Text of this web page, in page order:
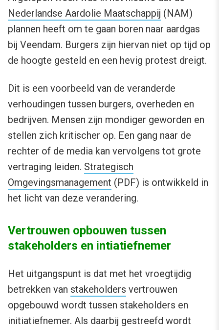
Nederlandse Aardolie Maatschappij (NAM)
plannen heeft om te gaan boren naar aardgas
bij Veendam. Burgers zijn hiervan niet op tijd op
de hoogte gesteld en een hevig protest dreigt.
Dit is een voorbeeld van de veranderde
verhoudingen tussen burgers, overheden en
bedrijven. Mensen zijn mondiger geworden en
stellen zich kritischer op. Een gang naar de
rechter of de media kan vervolgens tot grote
vertraging leiden. Strategisch
Omgevingsmanagement (PDF) is ontwikkeld in
het licht van deze verandering.
Vertrouwen opbouwen tussen
stakeholders en intiatiefnemer
Het uitgangspunt is dat met het vroegtijdig
betrekken van stakeholders vertrouwen
opgebouwd wordt tussen stakeholders en
initiatiefnemer. Als daarbij gestreefd wordt